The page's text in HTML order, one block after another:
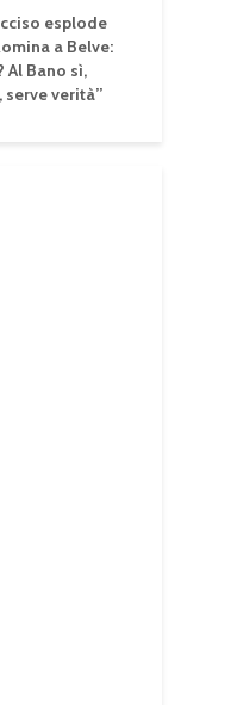
esplode
a Belve:
Al Bano sì,
serve verità”